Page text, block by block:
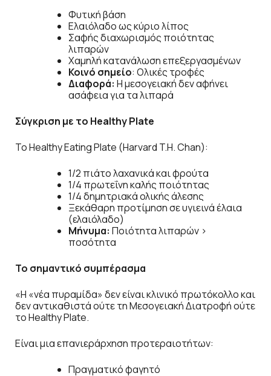
Φυτική βάση
Ελαιόλαδο ως κύριο λίπος
Σαφής διαχωρισμός ποιότητας
λιπαρών
Χαμηλή κατανάλωση επεξεργασμένων
Κοινό σημείο: Ολικές τροφές
Διαφορά: Η μεσογειακή δεν αφήνει
ασάφεια για τα λιπαρά
Σύγκριση με το Healthy Plate
Το Healthy Eating Plate (Harvard T.H. Chan):
1/2 πιάτο λαχανικά και φρούτα
1/4 πρωτεΐνη καλής ποιότητας
1/4 δημητριακά ολικής άλεσης
Ξεκάθαρη προτίμηση σε υγιεινά έλαια
(ελαιόλαδο)
Μήνυμα: Ποιότητα λιπαρών >
ποσότητα
Το σημαντικό συμπέρασμα
«Η «νέα πυραμίδα» δεν είναι κλινικό πρωτόκολλο και
δεν αντικαθιστά ούτε τη Μεσογειακή Διατροφή ούτε
το Healthy Plate.
Είναι μια επανιεράρχηση προτεραιοτήτων:
Πραγματικό φαγητό